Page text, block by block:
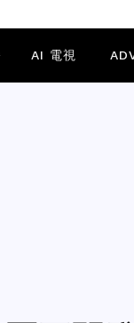
AI 電視